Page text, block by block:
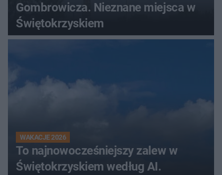
Gombrowicza. Nieznane miejsca w
Świętokrzyskiem
WAKACJE 2026
To najnowocześniejszy zalew w
Świętokrzyskiem według AI.